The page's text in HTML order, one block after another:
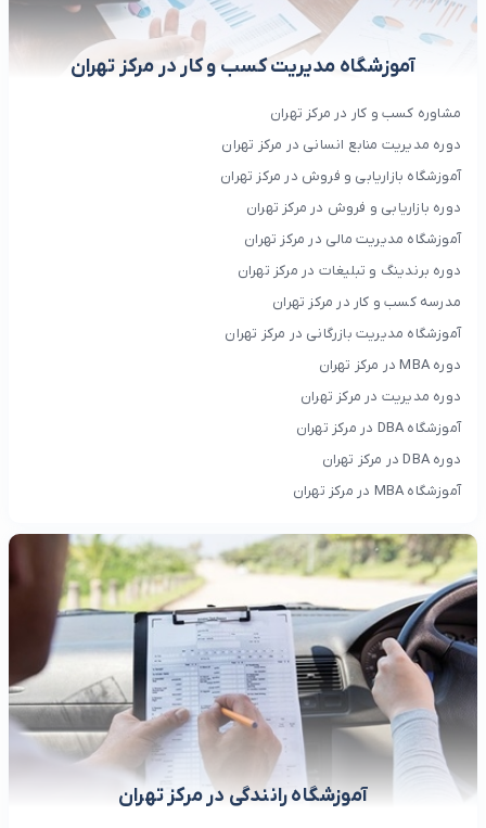
آموزشگاه مدیریت کسب و کار در مرکز تهران
مشاوره کسب و کار در مرکز تهران
دوره مدیریت منابع انسانی در مرکز تهران
آموزشگاه بازاریابی و فروش در مرکز تهران
دوره بازاریابی و فروش در مرکز تهران
آموزشگاه مدیریت مالی در مرکز تهران
دوره برندینگ و تبلیغات در مرکز تهران
مدرسه کسب و کار در مرکز تهران
آموزشگاه مدیریت بازرگانی در مرکز تهران
دوره MBA در مرکز تهران
دوره مدیریت در مرکز تهران
آموزشگاه DBA در مرکز تهران
دوره DBA در مرکز تهران
آموزشگاه MBA در مرکز تهران
آموزشگاه رانندگی در مرکز تهران